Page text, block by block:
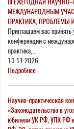
МЕЖДУНАРОДНЫМ
ПРАКТИКА, ПРОБЛЕМЫ
Приглашаем вас принять
конференции с
практика,...
13.11.2026
Подробнее
Научно-практическая
«Законодательство в
юбилеям УК РФ, УПК РФ